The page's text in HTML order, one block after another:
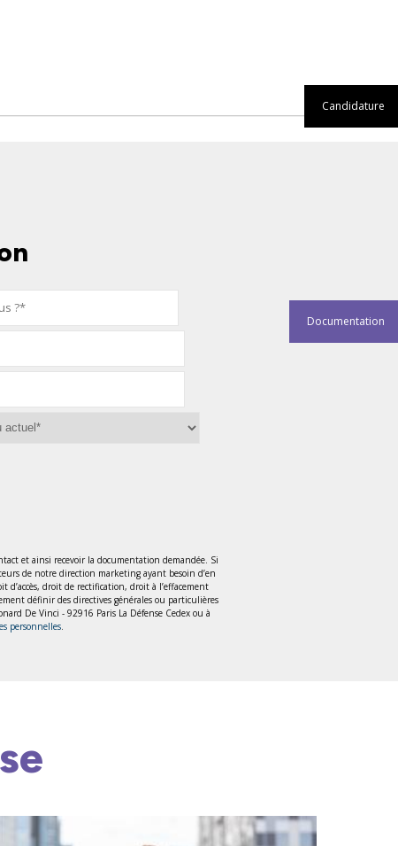
Candidature
Documentation
et ainsi recevoir la documentation demandée. Si
de notre direction marketing ayant besoin d’en
droit de rectification, droit à l’effacement
définir des directives générales ou particulières
De Vinci - 92916 Paris La Défense Cedex ou à
personnelles.